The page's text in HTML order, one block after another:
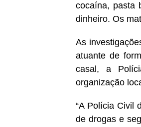
cocaína, pasta
dinheiro. Os
As
atuante de
casal, a
organização
“A Polícia Civil
de drogas e